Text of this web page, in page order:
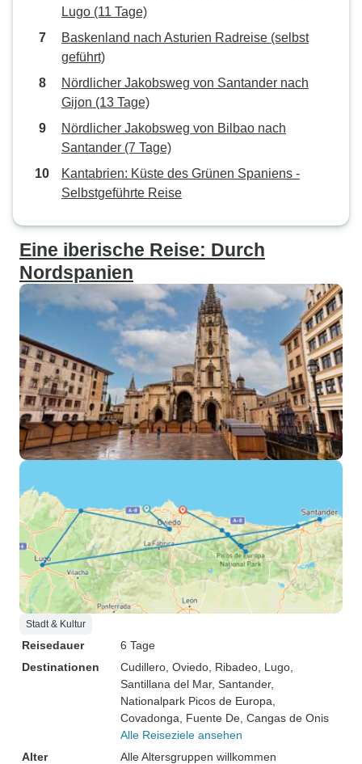
Lugo (11 Tage)
Baskenland nach Asturien Radreise (selbst
geführt)
Nördlicher Jakobsweg von Santander nach
Gijon (13 Tage)
Nördlicher Jakobsweg von Bilbao nach
Santander (7 Tage)
Kantabrien: Küste des Grünen Spaniens -
Selbstgeführte Reise
Eine iberische Reise: Durch
Nordspanien
Stadt & Kultur
Reisedauer
6 Tage
Destinationen
Cudillero , Oviedo , Ribadeo , Lugo
Santillana del Mar, Santander,
Nationalpark Picos de Europa
Covadonga , Fuente De , Cangas de Onis
Alle Reiseziele ansehen
Alter
Alle Altersgruppen willkommen